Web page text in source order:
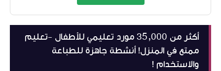
أكثر من 35,000 مورد تعليمي للأطفال -تعليم
ممتع في المنزل! أنشطة جاهزة للطباعة
والاستخدام !